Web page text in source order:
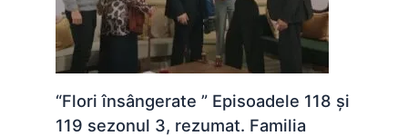
“Flori însângerate ” Episoadele 118 și
119 sezonul 3, rezumat. Familia